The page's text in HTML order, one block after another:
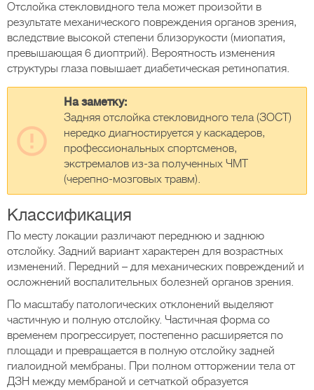
Отслойка стекловидного тела может произойти в
результате механического повреждения органов зрения,
вследствие высокой степени близорукости (миопатия,
превышающая 6 диоптрий). Вероятность изменения
структуры глаза повышает диабетическая ретинопатия.
На заметку:
Задняя отслойка стекловидного тела (ЗОСТ)
нередко диагностируется у каскадеров,
профессиональных спортсменов,
экстремалов из-за полученных ЧМТ
(черепно-мозговых травм).
Классификация
По месту локации различают переднюю и заднюю
отслойку. Задний вариант характерен для возрастных
изменений. Передний – для механических повреждений и
осложнений воспалительных болезней органов зрения.
По масштабу патологических отклонений выделяют
частичную и полную отслойку. Частичная форма со
временем прогрессирует, постепенно расширяется по
площади и превращается в полную отслойку задней
гиалоидной мембраны. При полном отторжении тела от
ДЗН между мембраной и сетчаткой образуется